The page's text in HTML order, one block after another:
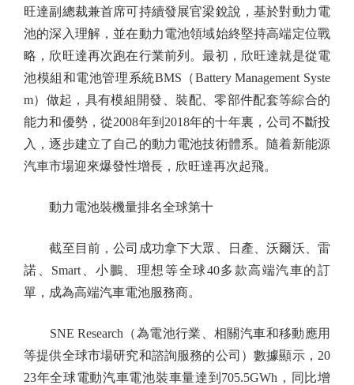
旺達副總裁兼首席可持續發展官梁銳說，基於對動力電
池的深入理解，並在動力電池領域始終堅持高端定位戰
略，欣旺達再次跑在行業前列。最初，欣旺達就是從電
池模組和電池管理系統BMS（Battery Management Syste
m）做起，具有模組開發、裝配、零部件配套等綜合的
能力和優勢，從2008年到2018年的十年裏，公司不斷投
入，逐步建立了自己的動力電池技術體系。隨着新能源
汽車市場迎來爆發性增長，欣旺達再次起飛。
動力電池裝機量排名全球第十
截至目前，公司成功拿下大眾、日產、沃爾沃、雷
諾、Smart、小鵬、理想等全球40多款高端汽車的訂
單，成為高端汽車電池服務商。
SNE Research（為電池行業、相關汽車和移動應用
等提供全球市場研究和諮詢服務的公司）數據顯示，20
23年全球電動汽車電池裝車量達到705.5GWh，同比增